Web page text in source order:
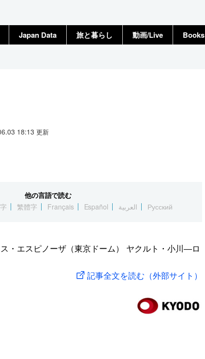
Japan Data 旅と暮らし 動画/Live Books
18:13 更新
他の言語で読む
繁體字 Français Español العربية Русский
・エスピノーザ（東京ドーム） ヤクルト・小川―ロ
記事全文を読む（外部サイト）